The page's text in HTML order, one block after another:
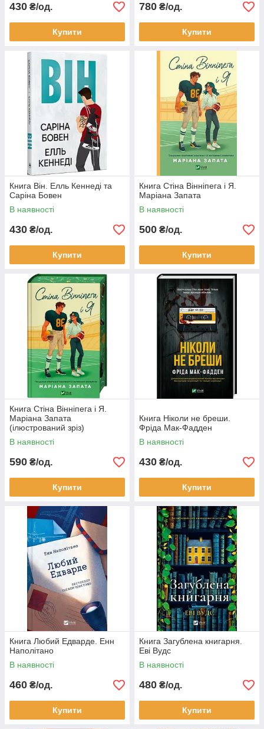
430 ₴/од.
Купити
780 ₴/од.
Купити
Книга Він. Елль Кеннеді та
Саріна Бовен
В наявності
430 ₴/од.
Купити
Книга Стіна Вінніпега і Я.
Маріана Запата
В наявності
500 ₴/од.
Купити
Книга Стіна Вінніпега і Я.
Маріана Запата
(ілюстрований зріз)
В наявності
590 ₴/од.
Купити
Книга Ніколи не бреши.
Фріда Мак-Фадден
В наявності
430 ₴/од.
Купити
Книга Любий Едварде. Енн
Наполітано
В наявності
460 ₴/од.
Купити
Книга Загублена книгарня.
Еві Вудс
В наявності
480 ₴/од.
Купити